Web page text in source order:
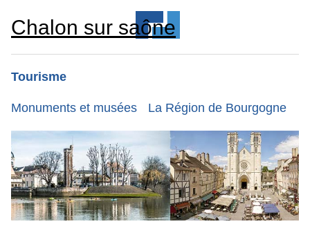
Chalon sur saône
Tourisme
Monuments et musées La Région de Bourgogne